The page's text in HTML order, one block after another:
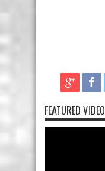
FEATURED VIDEO